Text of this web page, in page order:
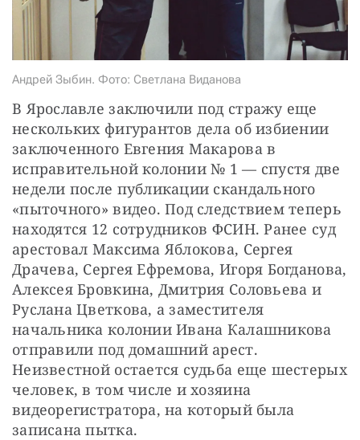
Андрей Зыбин. Фото: Светлана Виданова
В Ярославле заключили под стражу еще
нескольких фигурантов дела об избиении
заключенного Евгения Макарова в
исправительной колонии № 1 — спустя две
недели после публикации скандального
«пыточного» видео. Под следствием теперь
находятся 12 сотрудников ФСИН. Ранее суд
арестовал Максима Яблокова, Сергея
Драчева, Сергея Ефремова, Игоря Богданова,
Алексея Бровкина, Дмитрия Соловьева и
Руслана Цветкова, а заместителя
начальника колонии Ивана Калашникова
отправили под домашний арест.
Неизвестной остается судьба еще шестерых
человек, в том числе и хозяина
видеорегистратора, на который была
записана пытка.